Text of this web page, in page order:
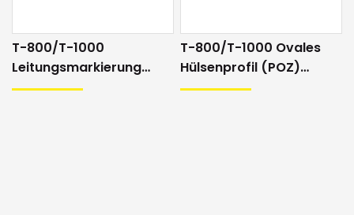
T-800/T-1000
Leitungsmarkierung
(PT+)
T-800/T-1000 Ovales
Hülsenprofil (POZ)
halogenfrei